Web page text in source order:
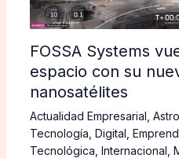
FOSSA Systems
espacio con su
nanosatélites
Actualidad Empresarial
Tecnología Digital
Tecnológica Internacional